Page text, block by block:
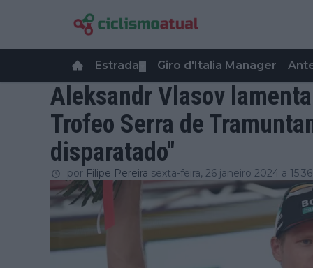
Estrada Giro d'Italia Manager
Aleksandr Vlasov
Trofeo Serra de
disparatado"
por Filipe Pereira sexta-feira, 26 janeiro 2024 a 15:36